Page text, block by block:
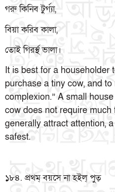
গরু কিনিব টুর্গ্যা,
বিয়া করিব কালা,
তোই গিরর্স্থ ভালা।
It is best for a householder
purchase a tiny cow, and
complexion.” A small
cow does not require much
generally attract attention,
safest.
১৮৪. প্রথম্ বয়সে না হইল্ পুত্